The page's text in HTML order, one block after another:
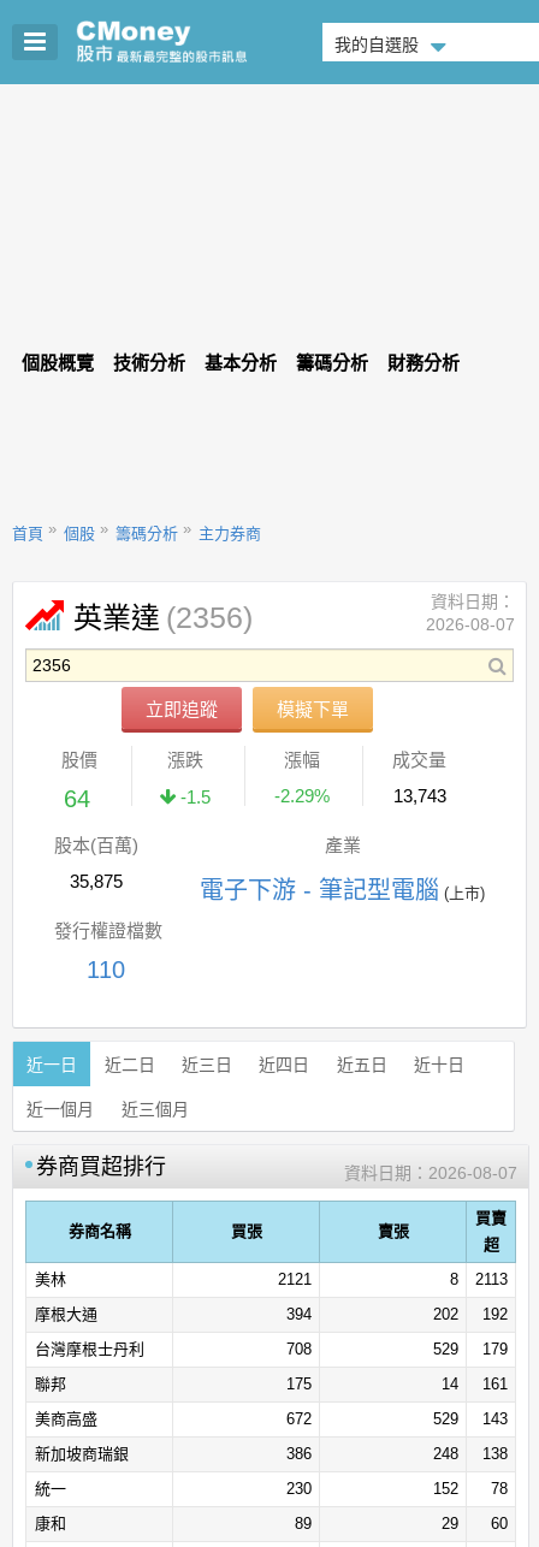
我的自選股
個股概覽 技術分析 基本分析 籌碼分析 財務分析
首頁 個股 籌碼分析 主力券商
英業達 (2356)
立即追蹤 模擬下單
資料日期：
2026-08-07
股價
64
漲跌
-1.5
漲幅
-2.29%
成交量
13,743
股本(百萬)
35,875
產業
電子下游 - 筆記型電腦 (上市)
發行權證檔數
110
近一日 近二日 近三日 近四日 近五日 近十日
近一個月 近三個月
券商買超排行 資料日期： 2026-08-07
券商名稱 買張 賣張
買賣
超
美林
2121 8
2113
摩根大通
394 202
192
台灣摩根士丹利
708 529
179
聯邦
175 14
161
美商高盛
672 529
143
新加坡商瑞銀
386 248
138
統一
230 152
78
康和
89 29
60